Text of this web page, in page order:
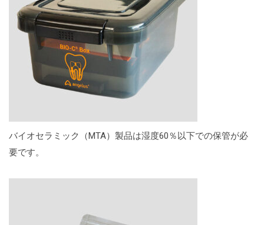
バイオセラミック（MTA）製品は湿度60％以下での保管が必
要です。